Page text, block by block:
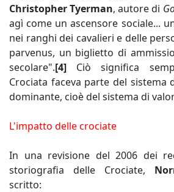
Christopher Tyerman, autore di
agì come un ascensore sociale...
nei ranghi dei cavalieri e delle
parvenus, un biglietto di
secolare".[4] Ciò significa
Crociata faceva parte del sistema
dominante, cioè del sistema di
L'impatto delle crociate
In una revisione del 2006 dei
storiografia delle Crociate,
scritto: